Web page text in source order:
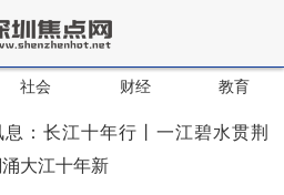
社会 财经 教育
息：长江十年行丨一江碧水贯荆
大江十年新